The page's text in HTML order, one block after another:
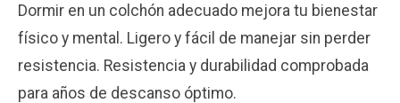
Dormir en un colchón adecuado mejora tu bienestar
físico y mental. Ligero y fácil de manejar sin perder
resistencia. Resistencia y durabilidad comprobada
para años de descanso óptimo.